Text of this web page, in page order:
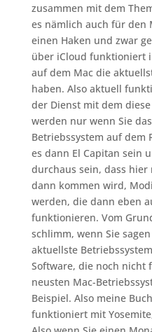
zusammen mit dem
es nämlich auch für den
einen Haken und zwar
über iCloud funktioniert
auf dem Mac die
haben. Also aktuell
der Dienst mit dem
werden nur wenn Sie
Betriebssystem auf dem
es dann El Capitan sein
durchaus sein, dass hier
dann kommen wird,
werden, die dann eben
funktionieren. Vom
schlimm, wenn Sie
aktuellste
Software, die noch
neusten Mac-
Beispiel. Also meine
funktioniert mit